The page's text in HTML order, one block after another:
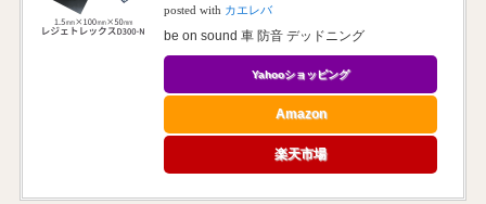
posted with カエレバ
be on sound 車 防音 デッドニング
Yahooショッピング
Amazon
楽天市場